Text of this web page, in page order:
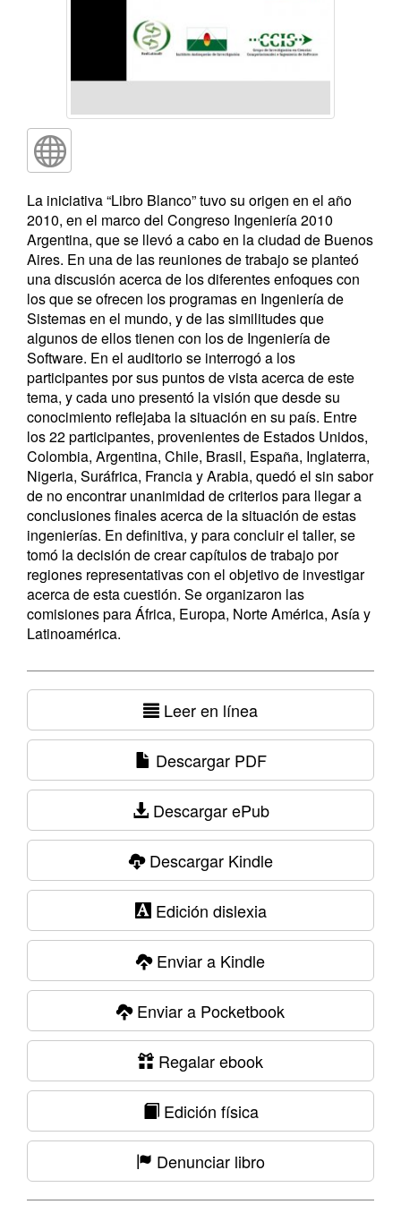
La iniciativa “Libro Blanco” tuvo su origen en el año
2010, en el marco del Congreso Ingeniería 2010
Argentina, que se llevó a cabo en la ciudad de Buenos
Aires. En una de las reuniones de trabajo se planteó
una discusión acerca de los diferentes enfoques con
los que se ofrecen los programas en Ingeniería de
Sistemas en el mundo, y de las similitudes que
algunos de ellos tienen con los de Ingeniería de
Software. En el auditorio se interrogó a los
participantes por sus puntos de vista acerca de este
tema, y cada uno presentó la visión que desde su
conocimiento reflejaba la situación en su país. Entre
los 22 participantes, provenientes de Estados Unidos,
Colombia, Argentina, Chile, Brasil, España, Inglaterra,
Nigeria, Suráfrica, Francia y Arabia, quedó el sin sabor
de no encontrar unanimidad de criterios para llegar a
conclusiones finales acerca de la situación de estas
ingenierías. En definitiva, y para concluir el taller, se
tomó la decisión de crear capítulos de trabajo por
regiones representativas con el objetivo de investigar
acerca de esta cuestión. Se organizaron las
comisiones para África, Europa, Norte América, Asía y
Latinoamérica.
Leer en línea
Descargar PDF
Descargar ePub
Descargar Kindle
Edición dislexia
Enviar a Kindle
Enviar a Pocketbook
Regalar ebook
Edición física
Denunciar libro